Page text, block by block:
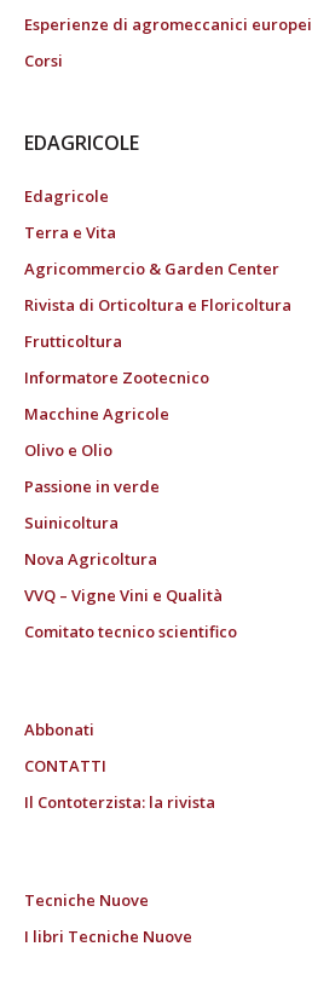
Esperienze di agromeccanici europei
Corsi
EDAGRICOLE
Edagricole
Terra e Vita
Agricommercio & Garden Center
Rivista di Orticoltura e Floricoltura
Frutticoltura
Informatore Zootecnico
Macchine Agricole
Olivo e Olio
Passione in verde
Suinicoltura
Nova Agricoltura
VVQ – Vigne Vini e Qualità
Comitato tecnico scientifico
Abbonati
CONTATTI
Il Contoterzista: la rivista
Tecniche Nuove
I libri Tecniche Nuove